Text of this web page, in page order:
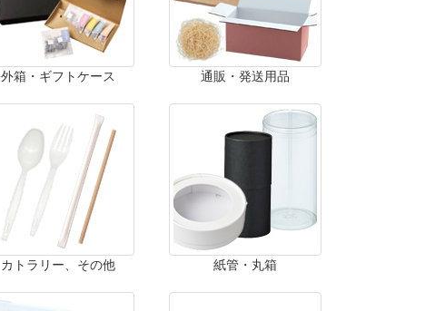
外箱・ギフトケース 通販・発送用品
カトラリー、その他 紙管・丸箱